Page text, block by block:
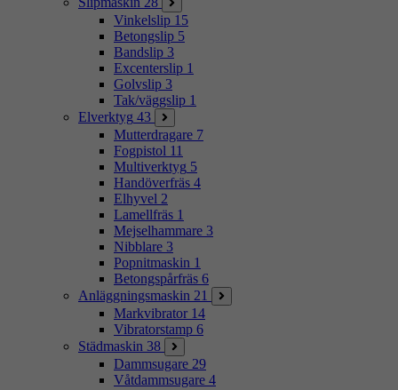
Vinkelslip 15
Betongslip 5
Bandslip 3
Excenterslip 1
Golvslip 3
Tak/väggslip 1
Elverktyg 43
Mutterdragare 7
Fogpistol 11
Multiverktyg 5
Handöverfräs 4
Elhyvel 2
Lamellfräs 1
Mejselhammare 3
Nibblare 3
Popnitmaskin 1
Betongspårfräs 6
Anläggningsmaskin 21
Markvibrator 14
Vibratorstamp 6
Städmaskin 38
Dammsugare 29
Våtdammsugare 4